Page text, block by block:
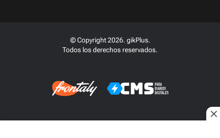
© Copyright 2026. gikPlus.
Todos los derechos reservados.